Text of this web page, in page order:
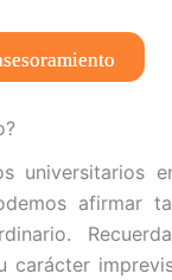
universitarios
afirmar